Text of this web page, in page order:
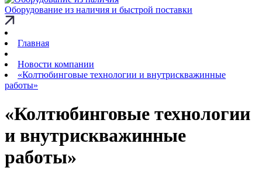
Оборудование из наличия и быстрой поставки
Главная
Новости компании
«Колтюбинговые технологии и внутрискважинные
работы»
«Колтюбинговые технологии
и внутрискважинные
работы»